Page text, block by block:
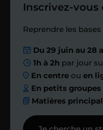
Étape 4
Nous
ensemble
Afin de suivre le
Inscrivez-vous
Reprendre les
Du 29 juin au 28
1h à 2h par jour
En centre ouen
En petits groupes
Matières